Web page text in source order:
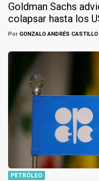
Goldman Sachs
colapsar hasta los
Por GONZALO ANDRÉS CASTILLO
PETRÓLEO